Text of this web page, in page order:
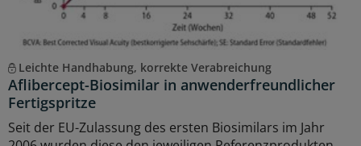
Leichte Handhabung, korrekte Verabreichung
Aflibercept-Biosimilar in anwenderfreundlicher
Fertigspritze
Seit der EU-Zulassung des ersten Biosimilars im Jahr